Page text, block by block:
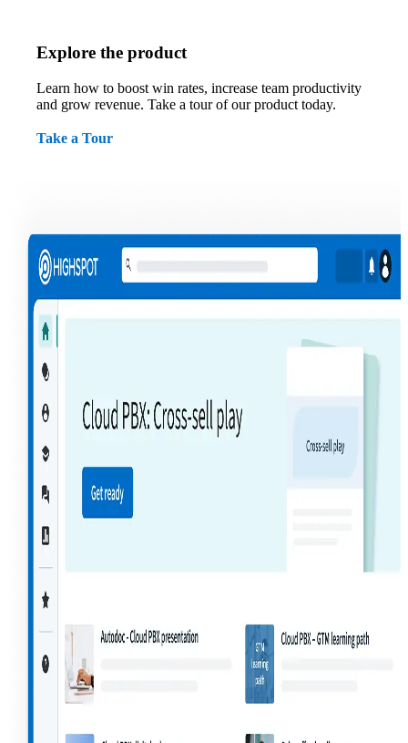
Explore the product
Learn how to boost win rates, increase team productivity
and grow revenue. Take a tour of our product today.
Take a Tour